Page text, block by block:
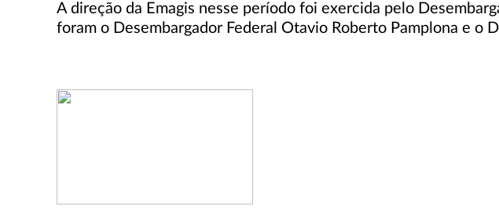
A direção da Emagis nesse período foi exercida pelo
foram o Desembargador Federal Otavio Roberto Pamplona e o